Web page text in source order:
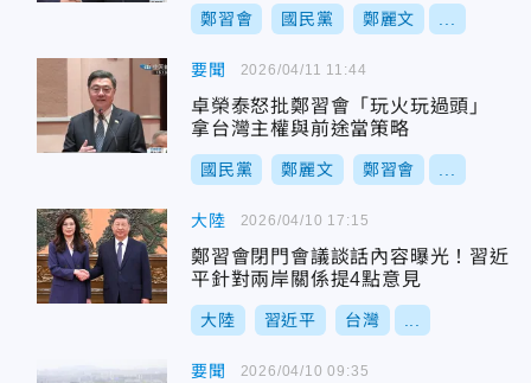
鄭習會 國民黨 鄭麗文
要聞
卓榮泰怒批鄭習會「玩火玩過頭」
拿台灣主權與前途當策略
國民黨 鄭麗文 鄭習會
2026/04/11 11:44
大陸
鄭習會閉門會議談話內容曝光！習近
平針對兩岸關係提4點意見
大陸 習近平 台灣
2026/04/10 17:15
要聞 2026/04/10 09:35